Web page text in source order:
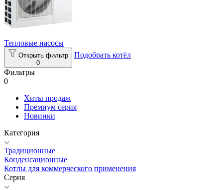
Тепловые насосы
Открыть фильтр
0
Подобрать котёл
Фильтры
0
Хиты продаж
Премиум серия
Новинки
Категория
Традиционные
Конденсационные
Котлы для коммерческого применения
Серия